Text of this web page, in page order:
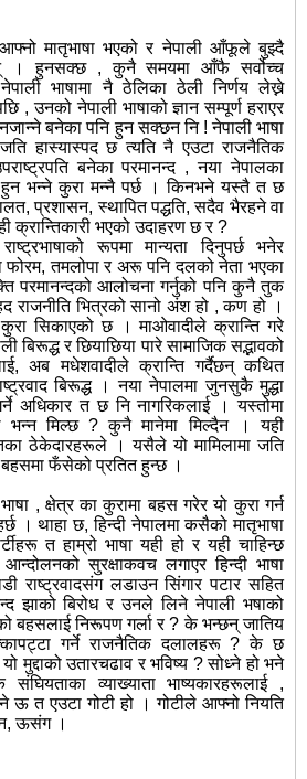
आफ्नो मातृभाषा भएको र नेपाली आँफूले बुझ्दै
। हुनसक्छ , कुनै समयमा आँफै सर्वोच्च
भाषामा नै ठेलिका ठेली निर्णय लेख्ने
, उनको नेपाली भाषाको ज्ञान सम्पूर्ण हराएर
बनेका पनि हुन सक्छन नि ! नेपाली भाषा
हास्यास्पद छ त्यति नै एउटा राजनैतिक
उपराष्ट्रपति बनेका परमानन्द , नया नेपालका
हुन भन्ने कुरा मन्नै पर्छ । किनभने यस्तै त छ
प्रशासन, स्थापित पद्धति, सदैव भैरहने वा
क्रान्तिकारी भएको उदाहरण छ र ?
रूपमा मान्यता दिनुपर्छ भनेर
फोरम, तमलोपा र अरू पनि दलको नेता भएका
परमानन्दको आलोचना गर्नुको पनि कुनै तुक
राजनीति भित्रको सानो अंश हो , कण हो ।
सिकाएको छ । माओवादीले क्रान्ति गरे
बिरूद्ध र छियाछिया पारे सामाजिक सद्भावको
अब मधेशवादीले क्रान्ति गर्दैछन् कथित
बिरूद्ध । नया नेपालमा जुनसुकै मुद्धा
अधिकार त छ नि नागरिकलाई । यस्तोमा
भन्न मिल्छ ? कुनै मानेमा मिल्दैन । यही
ठेकेदारहरूले । यसैले यो मामिलामा जति
बहसमा फँसेको प्रतित हुन्छ ।
, क्षेत्र का कुरामा बहस गरेर यो कुरा गर्न
। थाहा छ, हिन्दी नेपालमा कसैको मातृभाषा
त हाम्रो भाषा यही हो र यही चाहिन्छ
सुरक्षाकवच लगाएर हिन्दी भाषा
राष्ट्रवादसंग लडाउन सिंगार पटार सहित
झाको बिरोध र उनले लिने नेपाली भषाको
बहसलाई निरूपण गर्ला र ? के भन्छन् जातिय
गर्ने राजनैतिक दलालहरू ? के छ
मुद्दाको उतारचढाव र भविष्य ? सोध्ने हो भने
व्याख्याता भाष्यकारहरूलाई ,
ऊ त एउटा गोटी हो । गोटीले आफ्नो नियति
ऊसंग ।